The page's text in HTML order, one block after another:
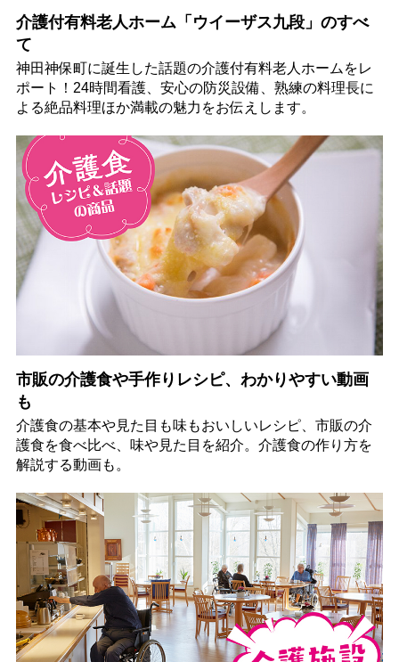
介護付有料老人ホーム「ウイーザス九段」のすべ
て
神田神保町に誕生した話題の介護付有料老人ホームをレ
ポート！24時間看護、安心の防災設備、熟練の料理長に
よる絶品料理ほか満載の魅力をお伝えします。
市販の介護食や手作りレシピ、わかりやすい動画
も
介護食の基本や見た目も味もおいしいレシピ、市販の介
護食を食べ比べ、味や見た目を紹介。介護食の作り方を
解説する動画も。